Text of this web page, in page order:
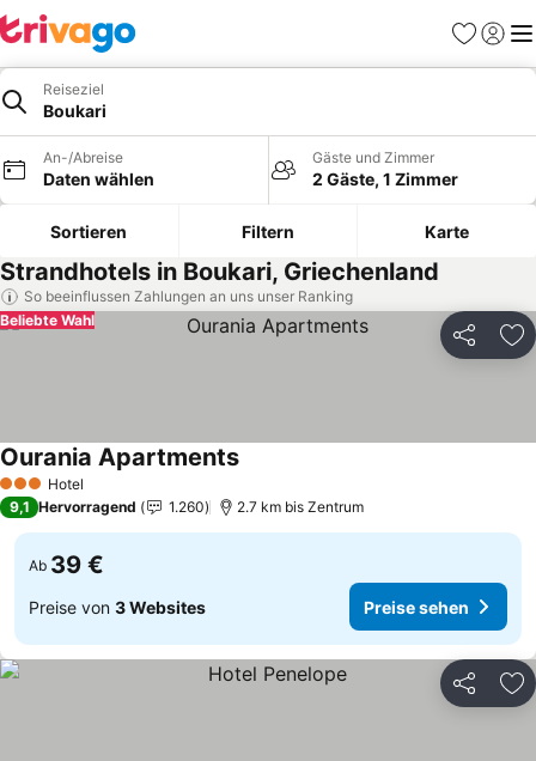
Favoriten
Reiseziel
Boukari
An-/Abreise
Daten wählen
Gäste und Zimmer
2 Gäste, 1 Zimmer
Sortieren Filtern Karte
Strandhotels in Boukari, Griechenland
So beeinflussen Zahlungen an uns unser Ranking
Teilen
Beliebte Wahl
3 SterneHotel
Ourania Apartments
9,1 Hervorragend 1.260 2.7 km bis Zentrum
Ab 39 €
Preise von 3 Websites Preise sehen
Teilen